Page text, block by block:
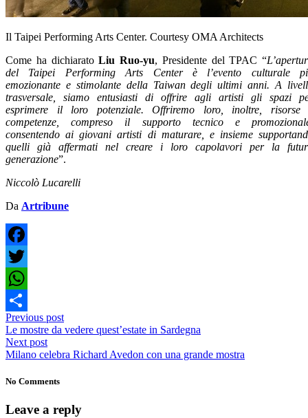
Il Taipei Performing Arts Center. Courtesy OMA Architects
Come ha dichiaratoLiu Ruo-yu, Presidente del TPAC “
del Taipei Performing Arts Center è l’evento culturale
emozionante e stimolante della Taiwan degli ultimi anni. A
trasversale, siamo entusiasti di offrire agli artisti gli spazi
esprimere il loro potenziale. Offriremo loro, inoltre, risorse
competenze, compreso il supporto tecnico e
consentendo ai giovani artisti di maturare, e insieme
quelli già affermati nel creare i loro capolavori per la
generazione”.
Niccolò Lucarelli
Da Artribune
Facebook
Twitter
WhatsApp
Share
Previous post
Le mostre da vedere quest’estate in Sardegna
Next post
Milano celebra Richard Avedon con una grande mostra
No Comments
Leave a reply